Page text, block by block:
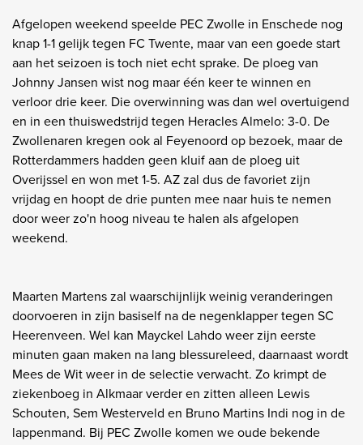
Afgelopen weekend speelde PEC Zwolle in Enschede nog
knap 1-1 gelijk tegen FC Twente, maar van een goede start
aan het seizoen is toch niet echt sprake. De ploeg van
Johnny Jansen wist nog maar één keer te winnen en
verloor drie keer. Die overwinning was dan wel overtuigend
en in een thuiswedstrijd tegen Heracles Almelo: 3-0. De
Zwollenaren kregen ook al Feyenoord op bezoek, maar de
Rotterdammers hadden geen kluif aan de ploeg uit
Overijssel en won met 1-5. AZ zal dus de favoriet zijn
vrijdag en hoopt de drie punten mee naar huis te nemen
door weer zo'n hoog niveau te halen als afgelopen
weekend.
Maarten Martens zal waarschijnlijk weinig veranderingen
doorvoeren in zijn basiself na de negenklapper tegen SC
Heerenveen. Wel kan Mayckel Lahdo weer zijn eerste
minuten gaan maken na lang blessureleed, daarnaast wordt
Mees de Wit weer in de selectie verwacht. Zo krimpt de
ziekenboeg in Alkmaar verder en zitten alleen Lewis
Schouten, Sem Westerveld en Bruno Martins Indi nog in de
lappenmand. Bij PEC Zwolle komen we oude bekende